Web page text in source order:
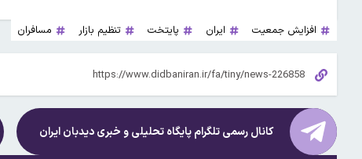
افزایش جمعیت ایران پایتخت تنظیم بازار مسافران
کانال رسمی تلگرام پایگاه تحلیلی و خبریدیدبان ایران